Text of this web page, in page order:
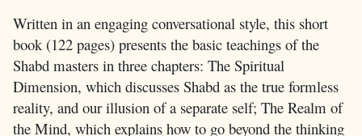
Written in an engaging conversational style, this short
book (122 pages) presents the basic teachings of the
Shabd masters in three chapters: The Spiritual
Dimension, which discusses Shabd as the true formless
reality, and our illusion of a separate self; The Realm of
the Mind, which explains how to go beyond the thinking